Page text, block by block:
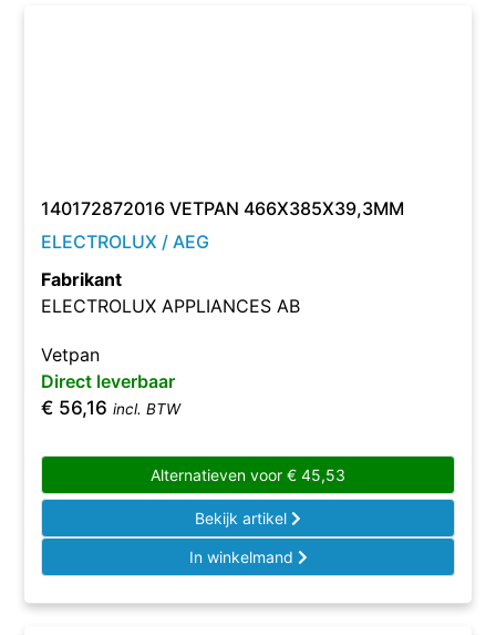
140172872016 VETPAN 466X385X39,3MM
ELECTROLUX / AEG
Fabrikant
ELECTROLUX APPLIANCES AB
Vetpan
Direct leverbaar
€ 56,16 incl. BTW
Alternatieven voor € 45,53
Bekijk artikel
In winkelmand